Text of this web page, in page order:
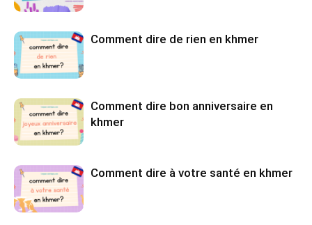
Comment dire de rien en khmer
Comment dire bon anniversaire en
khmer
Comment dire à votre santé en khmer